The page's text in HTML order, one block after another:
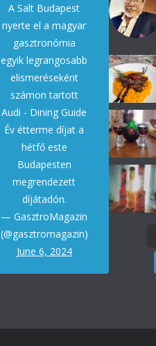
A Salt Budapest
nyerte el a magyar
gasztronómia
egyik legrangosabb
elismeréseként
számon tartott
Audi - Dining Guide
Év étterme díjat a
hétfő este
Budapesten
megrendezett
díjátadón.
— GasztroMagazin
(@gasztromagazin)
June 6, 2024